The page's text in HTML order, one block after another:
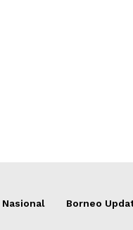
Nasional Borneo